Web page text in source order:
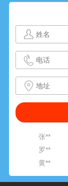
黄**
张**
周**
朱**
李**
范**
张**
罗**
黄**
张**